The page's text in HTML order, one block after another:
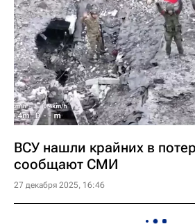
ВСУ нашли крайних в
сообщают СМИ
27 декабря 2025, 16:46